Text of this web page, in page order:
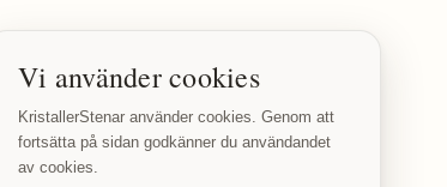
SOCIALA MEDIER
Facebook Instagram
Vi använder cookies
KristallerStenar använder cookies. Genom att
fortsätta på sidan godkänner du användandet
av cookies.